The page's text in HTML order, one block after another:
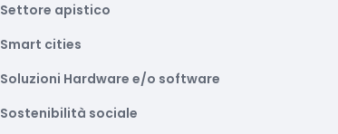
Settore apistico
Smart cities
Soluzioni Hardware e/o software
Sostenibilità sociale